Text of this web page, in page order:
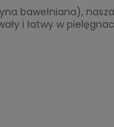
bawełniana),
i łatwy w